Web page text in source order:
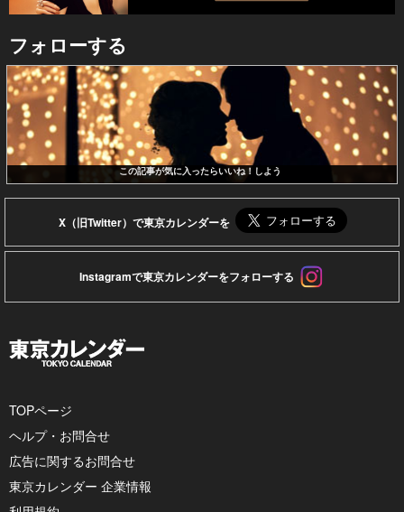
フォローする
この記事が気に入ったらいいね！しよう
X（旧Twitter）で東京カレンダーを
Instagramで東京カレンダーをフォローする
TOPページ
ヘルプ・お問合せ
広告に関するお問合せ
東京カレンダー 企業情報